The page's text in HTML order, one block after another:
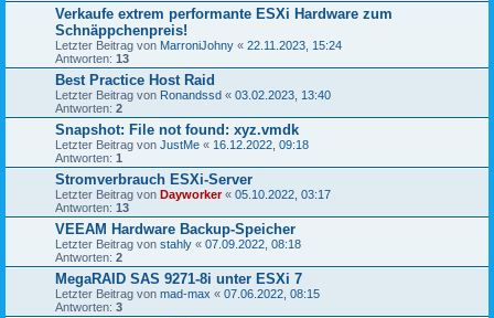
Verkaufe extrem performante ESXi Hardware zum
Schnäppchenpreis!
Letzter Beitrag von MarroniJohny « 22.11.2023, 15:24
Antworten: 13
Best Practice Host Raid
Letzter Beitrag von Ronandssd « 03.02.2023, 13:40
Antworten: 2
Snapshot: File not found: xyz.vmdk
Letzter Beitrag von JustMe « 16.12.2022, 09:18
Antworten: 1
Stromverbrauch ESXi-Server
Letzter Beitrag von Dayworker« 05.10.2022, 03:17
Antworten: 13
VEEAM Hardware Backup-Speicher
Letzter Beitrag von stahly « 07.09.2022, 08:18
Antworten: 2
MegaRAID SAS 9271-8i unter ESXi 7
Letzter Beitrag von mad-max « 07.06.2022, 08:15
Antworten: 3